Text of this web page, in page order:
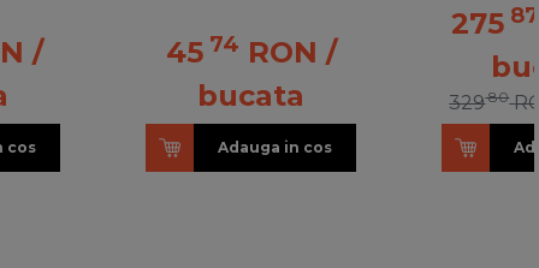
/
cos
45 74 RON /
bucata
Adauga in cos
275 87
32980